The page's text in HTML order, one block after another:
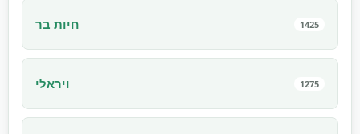
חיות בר 1425
ויראלי 1275